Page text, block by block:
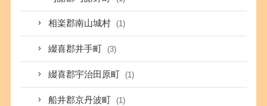
相楽郡南山城村 (1)
綴喜郡井手町 (3)
綴喜郡宇治田原町 (1)
船井郡京丹波町 (1)